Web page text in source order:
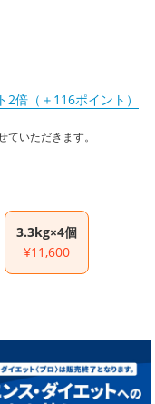
倍（＋116ポイント）
ていただきます。
3.3kg×4個
¥11,600